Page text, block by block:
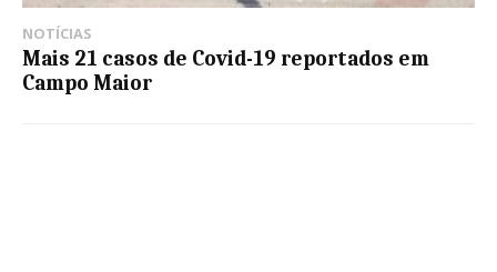
NOTÍCIAS
Mais 21 casos de Covid-19 reportados em
Campo Maior